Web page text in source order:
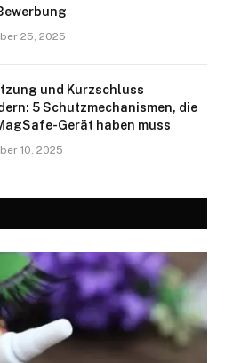
25, 2025
und Kurzschluss
5 Schutzmechanismen, die
Gerät haben muss
10, 2025